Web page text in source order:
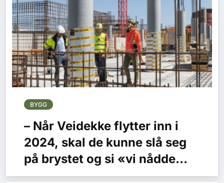
omstilling
BYGG
– Når Veidekke flytter inn i
2024, skal de kunne slå seg
på brystet og si «vi nådde
målene!»